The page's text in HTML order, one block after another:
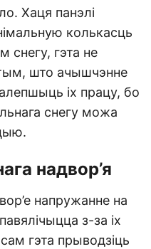
Хаця панэлі
колькасць
снегу, гэта не
што ачышчэнне
іх працу, бо
снегу можа
надвор’я
напружанне на
з-за іх
гэта прыводзіць